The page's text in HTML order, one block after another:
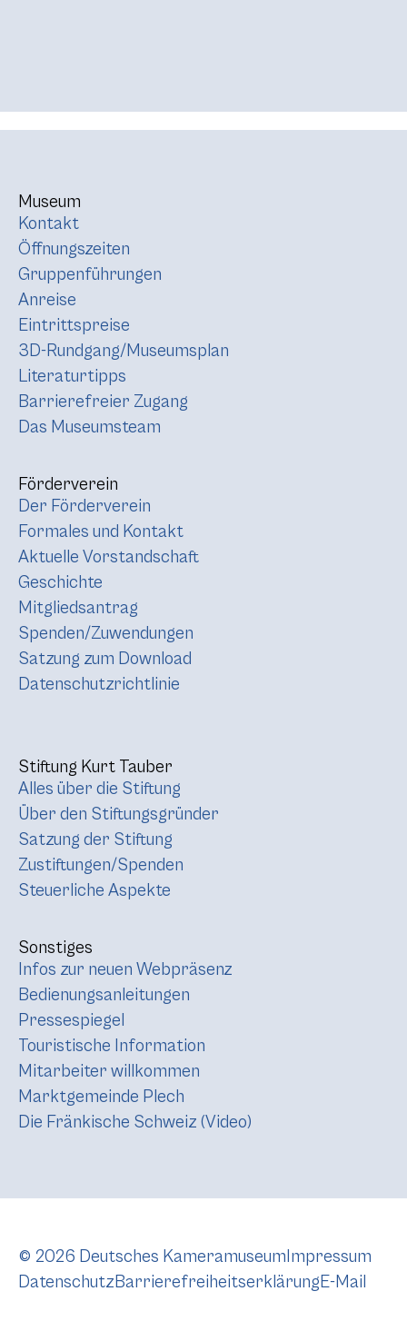
Museum
Kontakt
Öffnungszeiten
Gruppenführungen
Anreise
Eintrittspreise
3D-Rundgang/Museumsplan
Literaturtipps
Barrierefreier Zugang
Das Museumsteam
Förderverein
Der Förderverein
Formales und Kontakt
Aktuelle Vorstandschaft
Geschichte
Mitgliedsantrag
Spenden/Zuwendungen
Satzung zum Download
Datenschutzrichtlinie
Stiftung Kurt Tauber
Alles über die Stiftung
Über den Stiftungsgründer
Satzung der Stiftung
Zustiftungen/Spenden
Steuerliche Aspekte
Sonstiges
Infos zur neuen Webpräsenz
Bedienungsanleitungen
Pressespiegel
Touristische Information
Mitarbeiter willkommen
Marktgemeinde Plech
Die Fränkische Schweiz (Video)
© 2026 Deutsches Kameramuseum Impressum
DatenschutzBarrierefreiheitserklärungE-Mail